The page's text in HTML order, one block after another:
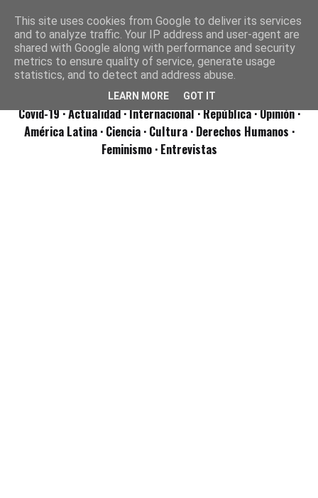
Covid-19· Actualidad· Internacional· República· Opinión·
América Latina · Ciencia · Cultura · Derechos Humanos ·
Feminismo · Entrevistas
This site uses cookies from Google to deliver its services
and to analyze traffic. Your IP address and user-agent are
shared with Google along with performance and security
metrics to ensure quality of service, generate usage
statistics, and to detect and address abuse.
LEARN MORE GOT IT